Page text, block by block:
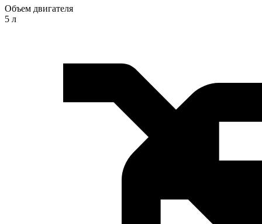
Объем двигателя
5 л